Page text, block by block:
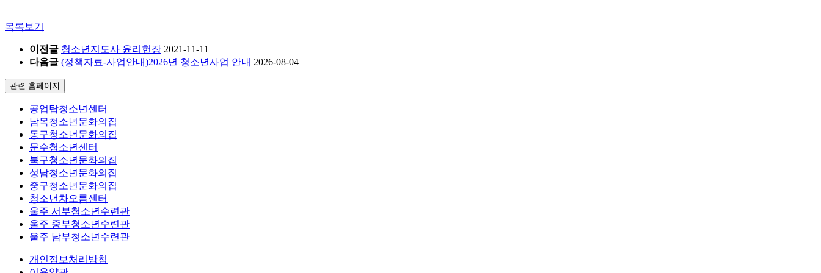
목록보기
이전글 청소년지도사 윤리헌장 2021-11-11
다음글 (정책자료-사업안내)2026년 청소년사업 안내 2026-08-04
관련 홈페이지
공업탑청소년센터
남목청소년문화의집
동구청소년문화의집
문수청소년센터
북구청소년문화의집
성남청소년문화의집
중구청소년문화의집
청소년차오름센터
울주 서부청소년수련관
울주 중부청소년수련관
울주 남부청소년수련관
개인정보처리방침